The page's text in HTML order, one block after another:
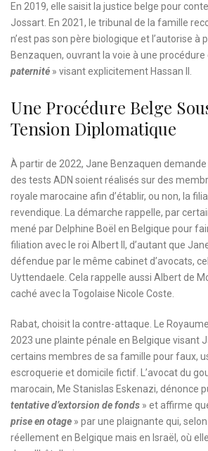
En 2019, elle saisit la justice belge pour
Jossart. En 2021, le tribunal de la famille
n’est pas son père biologique et l’autorise à
Benzaquen, ouvrant la voie à une procédure
paternité » visant explicitement Hassan II.
Une Procédure Belge
Tension Diplomatique
À partir de 2022, Jane Benzaquen
des tests ADN soient réalisés sur des
royale marocaine afin d’établir, ou non, la
revendique. La démarche rappelle, par
mené par Delphine Boël en Belgique pour
filiation avec le roi Albert II, d’autant que
défendue par le même cabinet d’avocats,
Uyttendaele. Cela rappelle aussi Albert de
caché avec la Togolaise Nicole Coste.
Rabat, choisit la contre-attaque. Le
2023 une plainte pénale en Belgique visant
certains membres de sa famille pour faux,
escroquerie et domicile fictif. L’avocat du
marocain, Me Stanislas Eskenazi, dénonce
tentative d’extorsion de fonds » et affirme
prise en otage » par une plaignante qui,
réellement en Belgique mais en Israël, où